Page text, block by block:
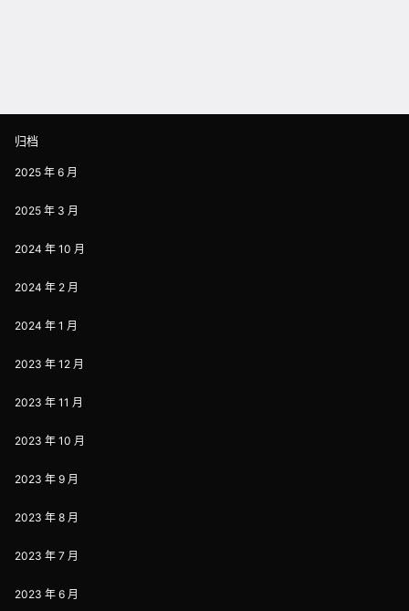
归档
2025 年 6 月
2025 年 3 月
2024 年 10 月
2024 年 2 月
2024 年 1 月
2023 年 12 月
2023 年 11 月
2023 年 10 月
2023 年 9 月
2023 年 8 月
2023 年 7 月
2023 年 6 月